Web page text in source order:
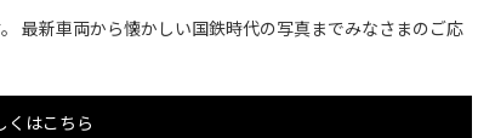
最新車両から懐かしい国鉄時代の写真までみなさまのご応
くはこちら